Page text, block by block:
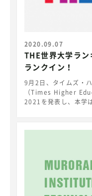
2020.09.07
THE世界大学ラ
ランクイン！
9月2日、タイムズ・
（Times Higher
2021を発表し、本学
https://
der/asc/cols/scores 世界大学ランキングは世界の
を「研究力」を主な
Research（研究）
Industry Income（